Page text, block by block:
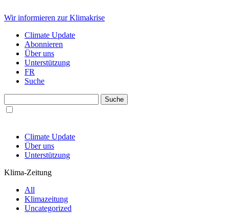
Wir informieren zur Klimakrise
Climate Update
Abonnieren
Über uns
Unterstützung
FR
Suche
Climate Update
Über uns
Unterstützung
Klima-Zeitung
All
Klimazeitung
Uncategorized